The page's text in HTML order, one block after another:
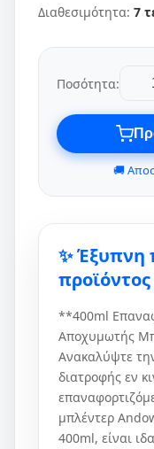
Διαθεσιμότητα: 7
Ποσότητα:
🚚
✨ Έξυπνη
προϊόντος
**400ml
Αποχυμωτής
Ανακαλύψτε
διατροφής εν
μπλέντερ
400ml, είναι